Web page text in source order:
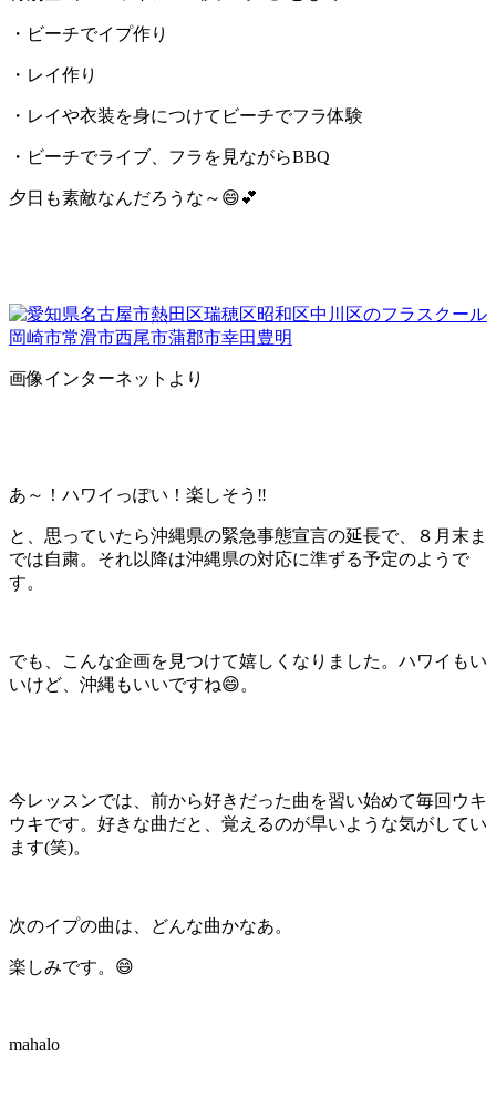
・ビーチでイプ作り
・レイ作り
・レイや衣装を身につけてビーチでフラ体験
・ビーチでライブ、フラを見ながらBBQ
夕日も素敵なんだろうな～😄💕
画像インターネットより
あ～！ハワイっぽい！楽しそう‼
と、思っていたら沖縄県の緊急事態宣言の延長で、８月末ま
では自粛。それ以降は沖縄県の対応に準ずる予定のようで
す。
でも、こんな企画を見つけて嬉しくなりました。ハワイもい
いけど、沖縄もいいですね😄。
今レッスンでは、前から好きだった曲を習い始めて毎回ウキ
ウキです。好きな曲だと、覚えるのが早いような気がしてい
ます(笑)。
次のイプの曲は、どんな曲かなあ。
楽しみです。😄
mahalo